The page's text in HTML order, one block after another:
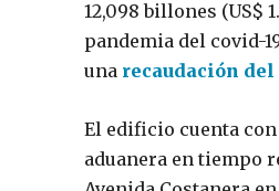
12,098 billones (US$
pandemia del covid-
una recaudación del
El edificio cuenta
aduanera en tiempo